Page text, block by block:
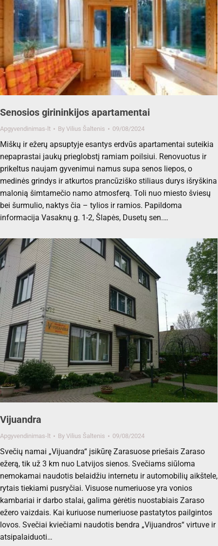
Senosios girininkijos apartamentai
Apgyvendinimas-lt By Vilius Šaltenis 09/08/2024
Miškų ir ežerų apsuptyje esantys erdvūs apartamentai suteikia
nepaprastai jaukų prieglobstį ramiam poilsiui. Renovuotus ir
prikeltus naujam gyvenimui namus supa senos liepos, o
medinės grindys ir atkurtos prancūziško stiliaus durys išryškina
malonią šimtamečio namo atmosferą. Toli nuo miesto šviesų
bei šurmulio, naktys čia – tylios ir ramios. Papildoma
informacija Vasaknų g. 1-2, Šlapės, Dusetų sen.…
Vijuandra
Apgyvendinimas-lt By Vilius Šaltenis 09/08/2024
Svečių namai „Vijuandra“ įsikūrę Zarasuose priešais Zaraso
ežerą, tik už 3 km nuo Latvijos sienos. Svečiams siūloma
nemokamai naudotis belaidžiu internetu ir automobilių aikštele,
rytais tiekiami pusryčiai. Visuose numeriuose yra vonios
kambariai ir darbo stalai, galima gėrėtis nuostabiais Zaraso
ežero vaizdais. Kai kuriuose numeriuose pastatytos pailgintos
lovos. Svečiai kviečiami naudotis bendra „Vijuandros“ virtuve ir
atsipalaiduoti…